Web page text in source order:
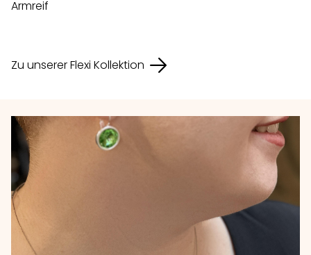
Armreif
Zu unserer Flexi Kollektion